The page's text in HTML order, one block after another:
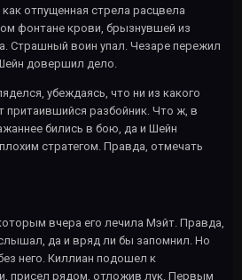
отпущенная стрела расцвела
фонтане крови, брызнувшей из
Страшный воин упал. Чезаре пережил
довершил дело.
убеждаясь, что ни из какого
притаившийся разбойник. Что ж, в
бились в бою, да и Шейн
стратегом. Правда, отмечать
вчера его лечила Мэйт. Правда,
да и вряд ли бы запомнил. Но
него. Киллиан подошел к
присел рядом, отложив лук. Первым